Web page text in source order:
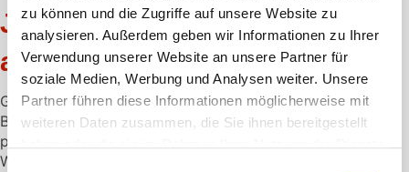
zu können und die Zugriffe auf unsere Website zu
analysieren. Außerdem geben wir Informationen zu Ihrer
Verwendung unserer Website an unsere Partner für
soziale Medien, Werbung und Analysen weiter. Unsere
Partner führen diese Informationen möglicherweise mit
weiteren Daten zusammen, die Sie ihnen bereitgestellt
Jetzt individuelles Angebot
anfordern
Gerne unterbreiten wir Ihnen ein individuelles Angebot.
Bitte hinterlassen Sie hier die gewünschte Menge und Ihre
persönlichen Daten.
Wir melden uns dann schnellstmöglich bei Ihnen.